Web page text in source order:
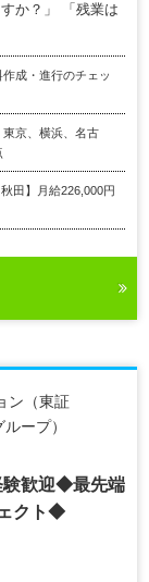
か？」 「残業は
成・進行のチェッ
東京、横浜、名古
田】月給226,000円
ン（東証
ープ）
験歓迎◆最先端
クト◆